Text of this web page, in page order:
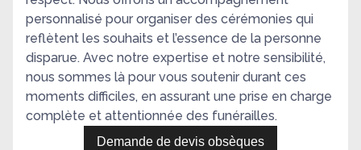
personnalisé pour organiser des cérémonies qui
reflètent les souhaits et l’essence de la personne
disparue. Avec notre expertise et notre sensibilité,
nous sommes là pour vous soutenir durant ces
moments difficiles, en assurant une prise en charge
complète et attentionnée des funérailles.
Demande de devis obsèques